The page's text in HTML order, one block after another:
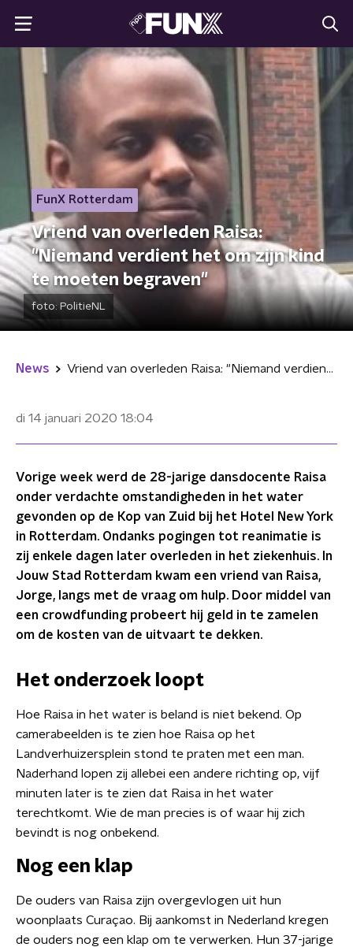
FunX Rotterdam
Vriend van overleden Raisa:
"Niemand verdient het om zijn kind
te moeten begraven"
foto: PolitieNL
News Vriend van overleden Raisa: "Niemand verdient het om zijn kind te moeten begraven"
di 14 januari 2020 18:04
Vorige week werd de 28-jarige dansdocente Raisa
onder verdachte omstandigheden in het water
gevonden op de Kop van Zuid bij het Hotel New York
in Rotterdam. Ondanks pogingen tot reanimatie is
zij enkele dagen later overleden in het ziekenhuis. In
Jouw Stad Rotterdam kwam een vriend van Raisa,
Jorge, langs met de vraag om hulp. Door middel van
een crowdfunding probeert hij geld in te zamelen
om de kosten van de uitvaart te dekken.
Het onderzoek loopt
Hoe Raisa in het water is beland is niet bekend. Op
camerabeelden is te zien hoe Raisa op het
Landverhuizersplein stond te praten met een man.
Naderhand lopen zij allebei een andere richting op, vijf
minuten later is te zien dat Raisa in het water
terechtkomt. Wie de man precies is of waar hij zich
bevindt is nog onbekend.
Nog een klap
De ouders van Raisa zijn overgevlogen uit hun
woonplaats Curaçao. Bij aankomst in Nederland kregen
de ouders nog een klap om te verwerken. Hun 37-jarige